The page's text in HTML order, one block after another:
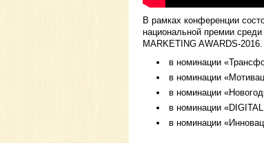
В рамках конференции
национальной премии
MARKETING AWARDS-
в номинации
в номинации
в номинации
в номинации
в номинации